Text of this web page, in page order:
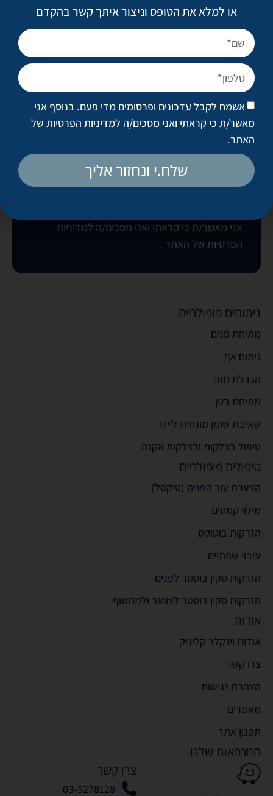
לקביעת פגישת ייעוץ
אני מאשר/ת כי קראתי ואני מסכים/ה למדיניות
הפרטיות של האתר .
בואו נקבע פגישה
ניתוחים פופולריים
מתיחת פנים
ניתוח אף
הגדלת חזה
מתיחת בטן
שאיבת שומן מונחית לייזר
טיפול בצלקות ובצלקות אקנה
טיפולים פופולריים
הצערת עור הפנים (טיקסל)
מילוי קמטים
הזרקות בוטוקס
עיבוי שפתיים
הזרקות סקין בוסטר לפנים
הזרקות סקין בוסטר לצוואר ולמחשוף
אודות
אודות וינקלר קליניק
צרו קשר
הצהרת נגישות
מאמרים
תקנון אתר
המרפאות שלנו
צרו קשר
03-5278128
או למלא את הטופס וניצור איתך קשר בהקדם
אשמח לקבל עדכונים ופרסומים מדי פעם. בנוסף אני
מאשר/ת כי קראתי ואני מסכים/ה למדיניות הפרטיות של
האתר.
שלח.י ונחזור אליך